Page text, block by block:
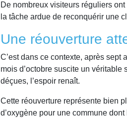
De nombreux visiteurs réguliers
la tâche ardue de reconquérir une
Une réouverture
C’est dans ce contexte, après sept
mois d’octobre suscite un
déçues, l’espoir renaît.
Cette réouverture représente bien
d’oxygène pour une commune